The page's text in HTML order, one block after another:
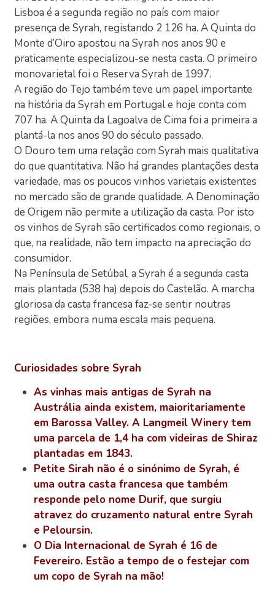
Lisboa é a segunda região no país com maior
presença de Syrah, registando 2 126 ha. A Quinta do
Monte d’Oiro apostou na Syrah nos anos 90 e
praticamente especializou-se nesta casta. O primeiro
monovarietal foi o Reserva Syrah de 1997.
A região do Tejo também teve um papel importante
na história da Syrah em Portugal e hoje conta com
707 ha. A Quinta da Lagoalva de Cima foi a primeira a
plantá-la nos anos 90 do século passado.
O Douro tem uma relação com Syrah mais qualitativa
do que quantitativa. Não há grandes plantações desta
variedade, mas os poucos vinhos varietais existentes
no mercado são de grande qualidade. A Denominação
de Origem não permite a utilização da casta. Por isto
os vinhos de Syrah são certificados como regionais, o
que, na realidade, não tem impacto na apreciação do
consumidor.
Na Península de Setúbal, a Syrah é a segunda casta
mais plantada (538 ha) depois do Castelão. A marcha
gloriosa da casta francesa faz-se sentir noutras
regiões, embora numa escala mais pequena.
Curiosidades sobre Syrah
As vinhas mais antigas de Syrah na
Austrália ainda existem, maioritariamente
em Barossa Valley. A Langmeil Winery tem
uma parcela de 1,4 ha com videiras de Shiraz
plantadas em 1843.
Petite Sirah não é o sinónimo de Syrah, é
uma outra casta francesa que também
responde pelo nome Durif, que surgiu
atravez do cruzamento natural entre Syrah
e Peloursin.
O Dia Internacional de Syrah é 16 de
Fevereiro. Estão a tempo de o festejar com
um copo de Syrah na mão!